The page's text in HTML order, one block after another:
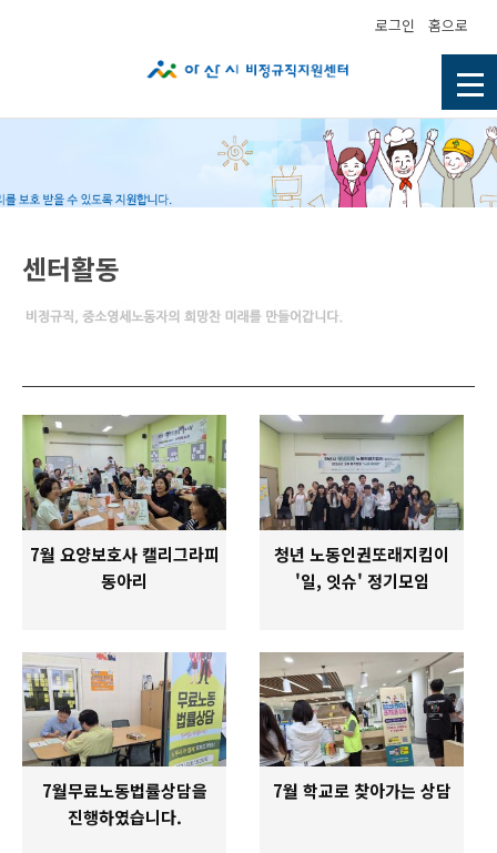
로그인 홈으로
센터활동
7월 요양보호사 캘리그라피
동아리
청년 노동인권또래지킴이
'일, 잇슈' 정기모임
7월무료노동법률상담을
진행하였습니다.
7월 학교로 찾아가는 상담